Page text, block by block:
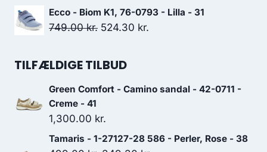
549.00 kr..384.30 kr..
oprindelige
pris
aktuelle
Ecco - Biom K1, 76-0793 - Lilla - 31
749.00kr. Den
pris
749.00 kr..
524.30 kr.
524.30 kr..
TILFÆLDIGE TILBUD
Green Comfort - Camino sandal - 42-0711 -
Creme - 41
1,300.00 kr.
Tamaris - 1-27127-28 586 - Perler, Rose - 38